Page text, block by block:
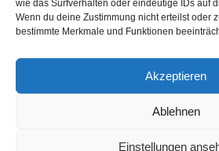
wie das Surfverhalten oder eindeutige IDs auf
Wenn du deine Zustimmung nicht erteilst oder
bestimmte Merkmale und Funktionen
Akzeptieren
Ablehnen
Einstellungen